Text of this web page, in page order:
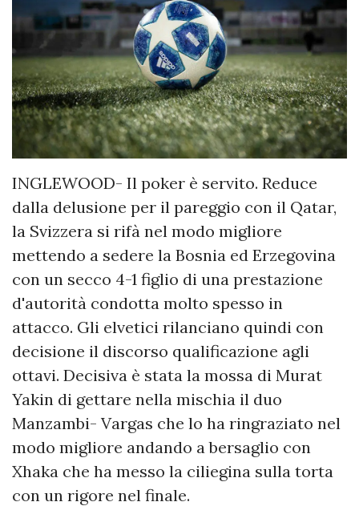
INGLEWOOD- Il poker è servito. Reduce
dalla delusione per il pareggio con il Qatar,
la Svizzera si rifà nel modo migliore
mettendo a sedere la Bosnia ed Erzegovina
con un secco 4-1 figlio di una prestazione
d'autorità condotta molto spesso in
attacco. Gli elvetici rilanciano quindi con
decisione il discorso qualificazione agli
ottavi. Decisiva è stata la mossa di Murat
Yakin di gettare nella mischia il duo
Manzambi- Vargas che lo ha ringraziato nel
modo migliore andando a bersaglio con
Xhaka che ha messo la ciliegina sulla torta
con un rigore nel finale.